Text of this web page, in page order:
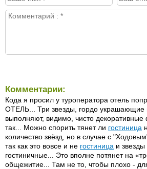
Комментарии:
Кода я просил у туроператора отель
ОТЕЛЬ... Три звезды, гордо украшающие
выполняют, видимо, чисто декоративные
так... Можно спорить тянет ли гостиница
количество звёзд, но в случае с
так как это вовсе и не гостиница и
гостиничные... Это вполне потянет на
общежитие... Там не то, чтобы плохо -